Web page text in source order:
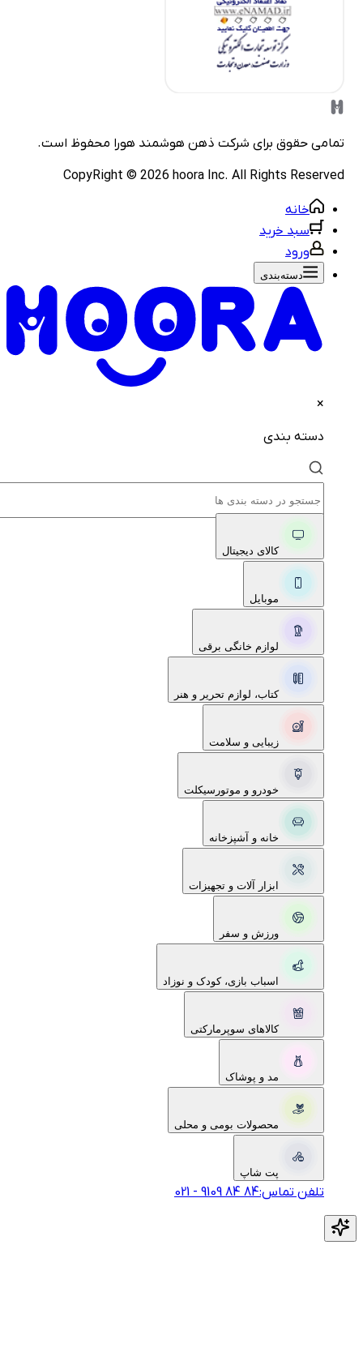
حقوق برای شرکتذهن هوشمند هورامحفوظ است.
CopyRight ©2026hoora Inc. All Rights
خانه
سبد خرید
ورود
دسته‌بندی‌
دسته بندی
کالای دیجیتال
موبایل
لوازم خانگی برقی
کتاب، لوازم تحریر و هنر
زیبایی و سلامت
خودرو و موتورسیکلت
خانه و آشپزخانه
ابزار آلات و تجهیزات
ورزش و سفر
اسباب بازی، کودک و نوزاد
کالاهای سوپرمارکتی
مد و پوشاک
محصولات بومی و محلی
پت شاپ
تلفن تماس: 021-‎9109‎ ‎84‎ ‎84‎